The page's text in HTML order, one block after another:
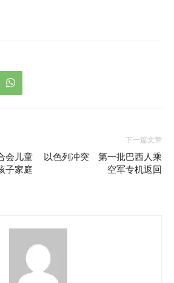
会儿童
子家庭
下一篇文章
以色列冲突 第一批巴西人乘
空军专机返回